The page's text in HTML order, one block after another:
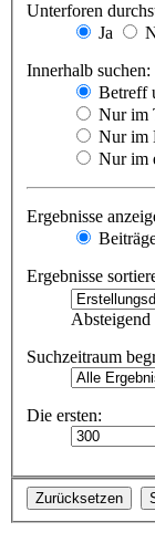
Unterforen
Ja
Innerhalb suchen:
Betreff
Nur im
Nur im
Nur im
Ergebnisse
Ergebnisse
Absteigend
Suchzeitraum
Die ersten: